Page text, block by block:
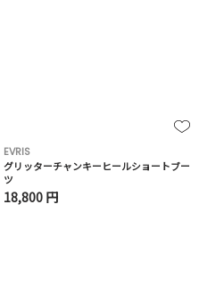
EVRIS
グリッターチャンキーヒールショートブー
ツ
18,800 円